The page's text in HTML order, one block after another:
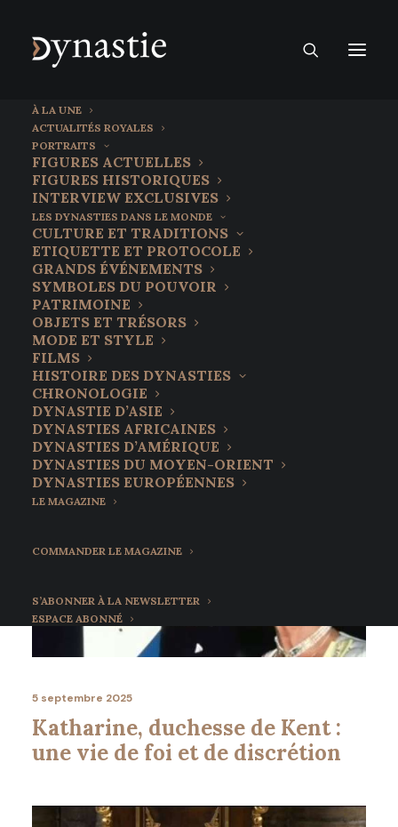
À LA UNE
ACTUALITÉS ROYALES
PORTRAITS
FIGURES ACTUELLES
FIGURES HISTORIQUES
INTERVIEW EXCLUSIVES
LES DYNASTIES DANS LE MONDE
CULTURE ET TRADITIONS
ETIQUETTE ET PROTOCOLE
GRANDS ÉVÉNEMENTS
SYMBOLES DU POUVOIR
PATRIMOINE
OBJETS ET TRÉSORS
MODE ET STYLE
FILMS
HISTOIRE DES DYNASTIES
CHRONOLOGIE
DYNASTIE D’ASIE
DYNASTIES AFRICAINES
DYNASTIES D’AMÉRIQUE
DYNASTIES DU MOYEN-ORIENT
DYNASTIES EUROPÉENNES
LE MAGAZINE
COMMANDER LE MAGAZINE
S’ABONNER À LA NEWSLETTER
ESPACE ABONNÉ
6 septembre 2025
Le prince Hisahito, l’avenir du
trône du Chrysanthème
5 septembre 2025
Katharine, duchesse de Kent :
une vie de foi et de discrétion